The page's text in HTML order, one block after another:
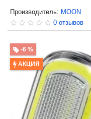
Производитель: MOON
0 отзывов
-6 %
АКЦИЯ